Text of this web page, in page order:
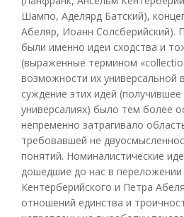
Шампо, Аделярд Батский),
Абеляр, Иоанн Солсберийский).
были именно идеи сходства и
(выраженные термином
возможности их универсальной
суждение этих идей
универсалиях) было тем более
непременно затрагивало
требовавшей не
понятий. Номиналистические
дошедшие до нас в переложении
Кентерберийского и Петра
отношений единства и